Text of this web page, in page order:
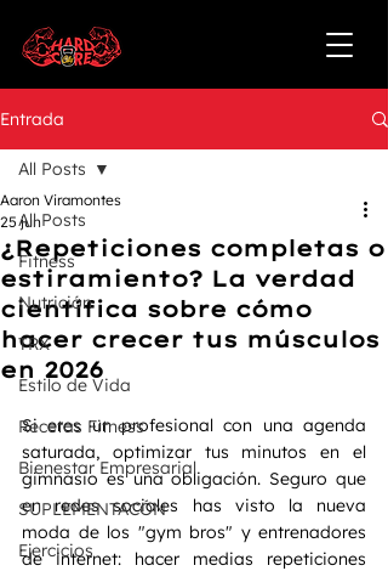
Entrada
All Posts
Fitness
Nutrición
TRX
Estilo de Vida
Recetas Fitness
Bienestar Empresarial
SUPLEMENTACÓN
Ejercicios
All Posts
¿Repeticiones completas o
estiramiento? La verdad
científica sobre cómo
hacer crecer tus músculos
en 2026
Aaron Viramontes
25 jun
Si eres un profesional con una agenda
saturada, optimizar tus minutos en el
gimnasio es una obligación. Seguro que
en redes sociales has visto la nueva
moda de los "gym bros" y entrenadores
de internet: hacer medias repeticiones